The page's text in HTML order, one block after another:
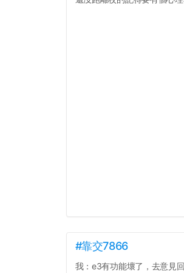
#靠交7866
我：e3有功能壞了，去意見